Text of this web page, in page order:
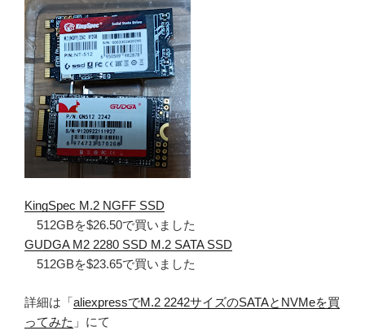
KingSpec M.2 NGFF SSD
512GBを$26.50で買いました
GUDGA M2 2280 SSD M.2 SATA SSD
512GBを$23.65で買いました
詳細は「aliexpressでM.2 2242サイズのSATAとNVMeを買
ってみた 」にて